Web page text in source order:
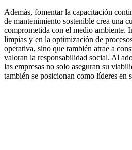
Además, fomentar la capacitación
de mantenimiento sostenible crea una
comprometida con el medio ambiente.
limpias y en la optimización de
operativa, sino que también atrae a
valoran la responsabilidad social. Al
las empresas no solo aseguran su
también se posicionan como líderes en